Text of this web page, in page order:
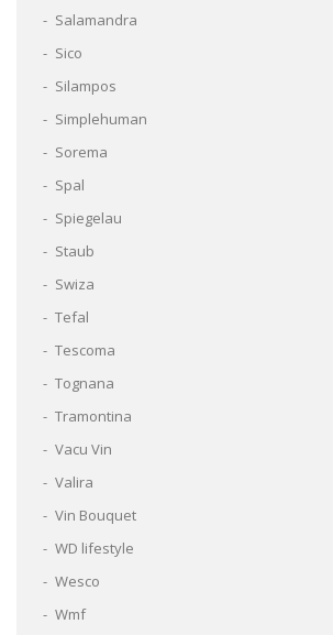
Salamandra
Sico
Silampos
Simplehuman
Sorema
Spal
Spiegelau
Staub
Swiza
Tefal
Tescoma
Tognana
Tramontina
Vacu Vin
Valira
Vin Bouquet
WD lifestyle
Wesco
Wmf